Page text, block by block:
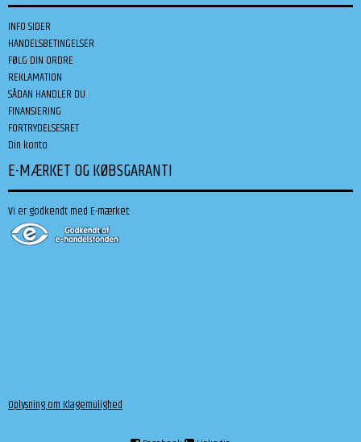
INFO SIDER
HANDELSBETINGELSER
FØLG DIN ORDRE
REKLAMATION
SÅDAN HANDLER DU
FINANSIERING
FORTRYDELSESRET
Din konto
E-MÆRKET OG KØBSGARANTI
Vi er godkendt med E-mærket:
Oplysning om Klagemulighed